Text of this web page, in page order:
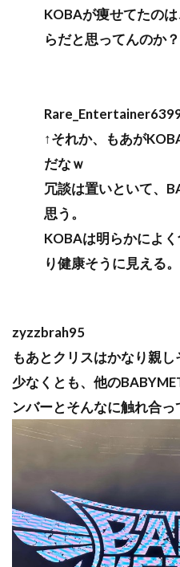
KOBAが痩せてたの
らだと思ってんのか？
↑それか、もあが
だなｗ
冗談は置いといて、
思う。
KOBAは明らかによ
り健康そうに見える。
zyzzbrah95
もあとクリスはかなり親し
少なくとも、他の
ンバーとそんなに触れ合っ